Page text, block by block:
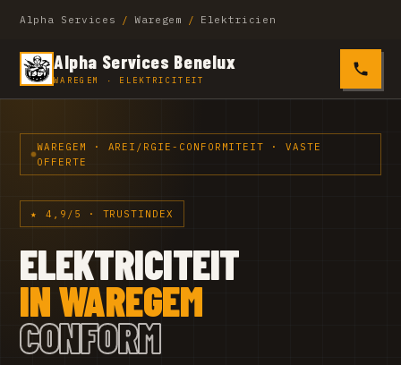
Alpha Services / Waregem / Elektricien
Alpha Services Benelux
WAREGEM · ELEKTRICITEIT 0485
WAREGEM · AREI/RGIE-CONFORMITEIT · VASTE
OFFERTE
★ 4,9/5 · TRUSTINDEX
ELEKTRICITEIT
IN WAREGEM
CONFORM